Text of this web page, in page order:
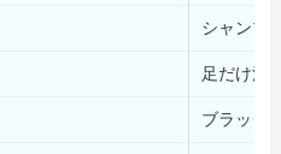
シャンプ
足だけ洗
ブラッシ